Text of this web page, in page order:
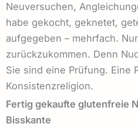
Neuversuchen,
habe gekocht, geknetet,
aufgegeben – mehrfach.
zurückzukommen. Denn
Sie sind eine Prüfung. Eine
Konsistenzreligion.
Fertig gekaufte glutenfreie
Bisskante